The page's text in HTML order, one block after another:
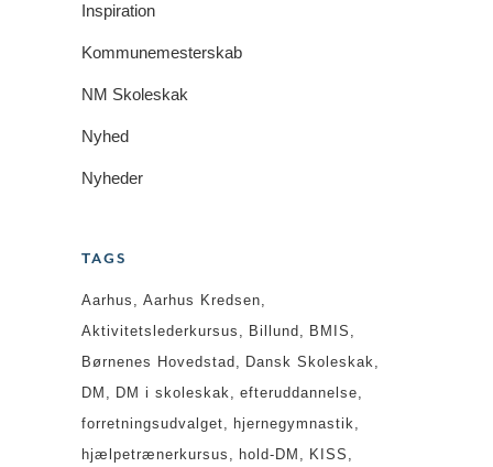
Inspiration
Kommunemesterskab
NM Skoleskak
Nyhed
Nyheder
TAGS
Aarhus
Aarhus Kredsen
Aktivitetslederkursus
Billund
BMIS
Børnenes Hovedstad
Dansk Skoleskak
DM
DM i skoleskak
efteruddannelse
forretningsudvalget
hjernegymnastik
hjælpetrænerkursus
hold-DM
KISS